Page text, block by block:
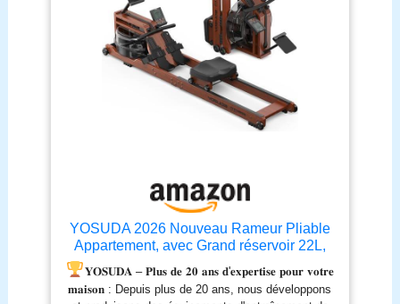
entraînement encore plus
performant et s'ajuste
facilement grâce à la
quantité de remplissage.
✔ CONSTRUCTION
ROBUSTE : le bois massif
européen garantit, avec
de 190 cm et un poids
d'utilisateur de 150 kg. ✔
CONNECTIVITÉ : Le
large écran LCD lumineux
est facile à utiliser et peut
être connecté à
YOSUDA 2026 Nouveau Rameur Pliable
Appartement, avec Grand réservoir 22L,
APP/Bluetooth, Ultra-Silencieux, Support
téléphone réglable, capacité Max.
190cm/182kg et pré-assemblé à 98%,
𝐘𝐎𝐒𝐔𝐃𝐀 – 𝐏𝐥𝐮𝐬 𝐝𝐞 𝟐𝟎 𝐚𝐧𝐬 𝐝'𝐞𝐱𝐩𝐞𝐫𝐭𝐢𝐬𝐞 𝐩𝐨𝐮𝐫 𝐯𝐨𝐭𝐫𝐞
𝐦𝐚𝐢𝐬𝐨𝐧 : Depuis plus de 20 ans, nous développons